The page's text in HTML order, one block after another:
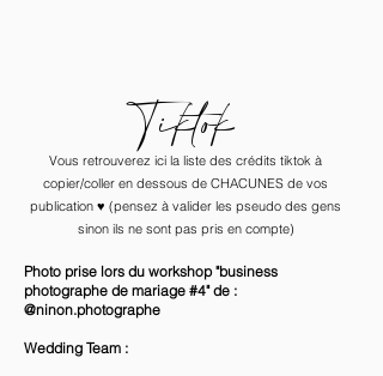
Tiktok
Vous retrouverez ici la liste des crédits tiktok à
copier/coller en dessous de CHACUNES de vos
publication ♥️ (pensez à valider les pseudo des gens
sinon ils ne sont pas pris en compte)
Photo prise lors du workshop "business
photographe de mariage #4" de :
@ninon.photographe
Wedding Team :